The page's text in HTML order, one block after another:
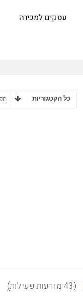
עסקים למכירה
כל הקטגוריות
(43 מודעות פעילות)